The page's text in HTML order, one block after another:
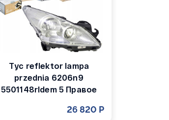
Tyc reflektor lampa
przednia 6206n9
5501148rldem 5 Правое
26 820 Р